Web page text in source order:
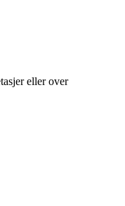
eller over